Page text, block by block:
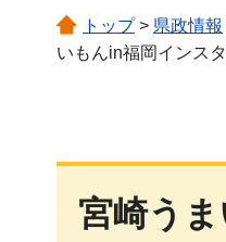
トップ> 県政情報
いもんin福岡インス
宮崎う